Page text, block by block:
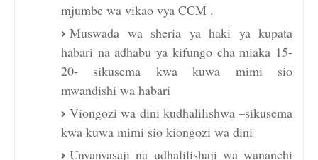
mjumbe wa vikao vya CCM .
Muswada wa sheria ya haki ya kupata
habari na adhabu ya kifungo cha miaka 15-
20- sikusema kwa kuwa mimi sio
mwandishi wa habari
Viongozi wa dini kudhalilishwa –sikusema
kwa kuwa mimi sio kiongozi wa dini
Unyanyasaji na udhalilishaji wa wananchi